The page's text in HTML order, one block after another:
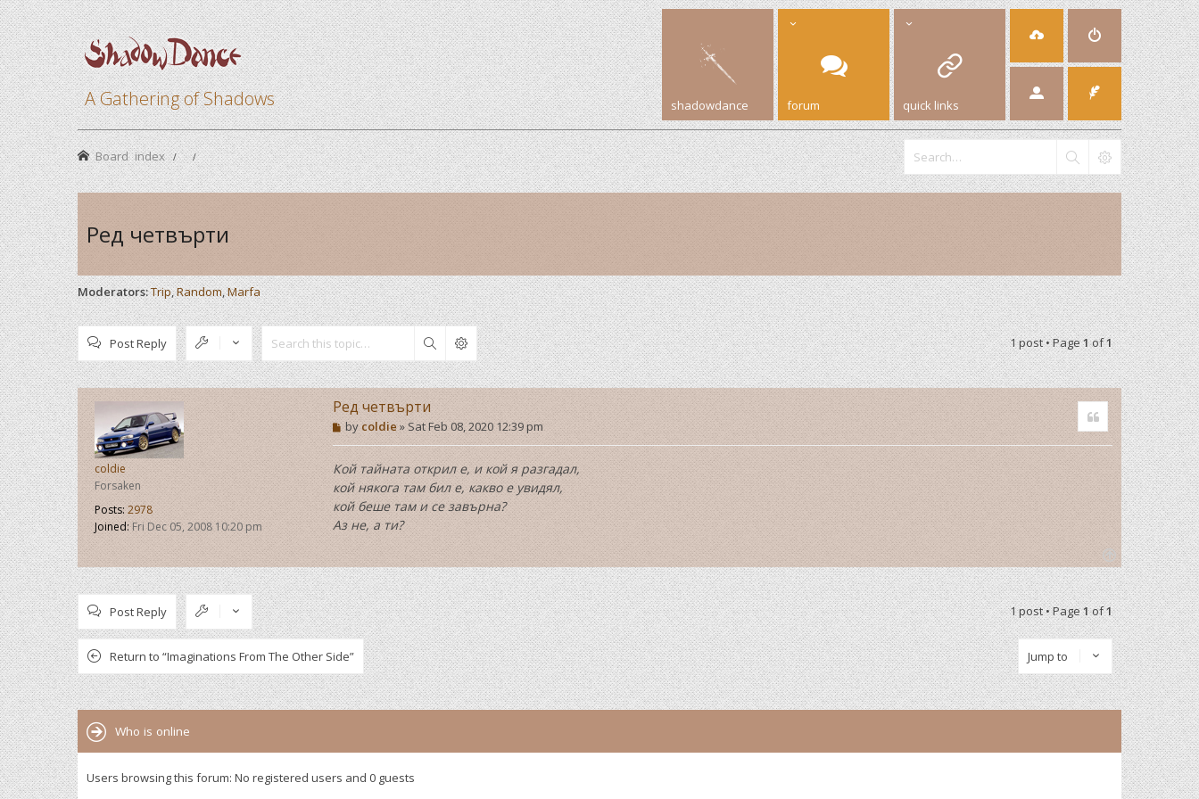
A Gathering of Shadows shadowdance forum quick links
Board index
Ред четвърти
Moderators:Trip,Random,Marfa
Post Reply Search 1 post • Page1of1
coldie
Forsaken
Posts: 2978
Joined:Fri Dec 05, 2008 10:20 pm
Ред четвърти
Quote
P
o
s
t
bycoldie»Sat Feb 08, 2020 12:39 pm
Кой тайната открил е, и кой я разгадал,
кой някога там бил е, какво е увидял,
кой беше там и се завърна?
Аз не, а ти?
T
o
p
Post Reply 1 post • Page1of1
Return to “Imaginations From The Other Side” Jump to
Who is online
Users browsing this forum: No registered users and 0 guests